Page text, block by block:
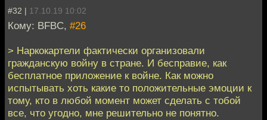
#32 | 17.10.19 10:02
Кому: BFBC, #26
> Наркокартели фактически организовали
гражданскую войну в стране. И бесправие, как
бесплатное приложение к войне. Как можно
испытывать хоть какие то положительные эмоции к
тому, кто в любой момент может сделать с тобой
все, что угодно, мне решительно не понятно.